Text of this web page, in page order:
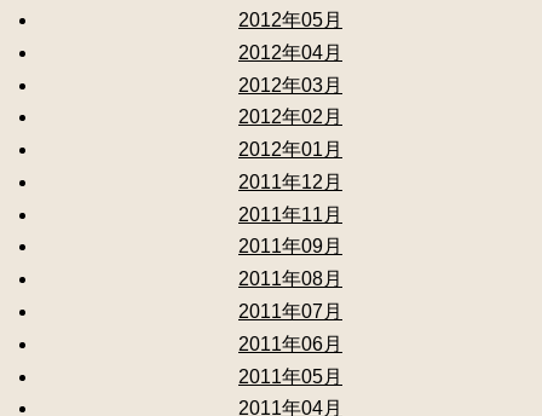
2012年05月
2012年04月
2012年03月
2012年02月
2012年01月
2011年12月
2011年11月
2011年09月
2011年08月
2011年07月
2011年06月
2011年05月
2011年04月